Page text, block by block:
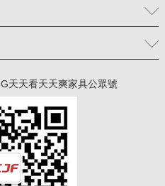
5G天天看天天爽家具公眾號